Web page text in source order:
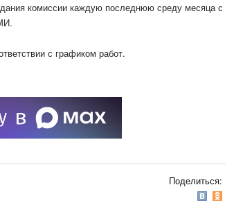
комиссии каждую последнюю среду месяца с
с графиком работ.
Поделиться: